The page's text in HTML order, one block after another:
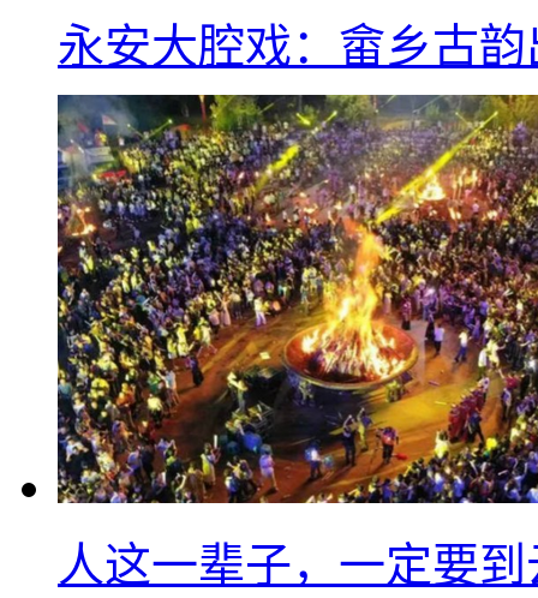
永安大腔戏：畲乡古
人这一辈子，一定要